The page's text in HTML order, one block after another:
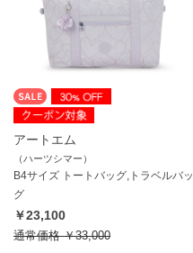
アートエム
（ハーツシマー）
B4サイズ トートバッグ,トラベルバッ
グ
￥23,100
通常価格￥33,000